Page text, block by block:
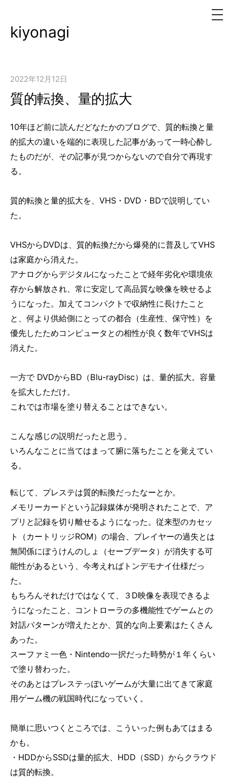
コ
ン
へ
キ
ッ
プ
kiyonagi
メ
ニ
2022年12月12日
質的転換、量的拡大
10年ほど前に読んだどなたかのブログで、質的転換と量
的拡大の違いを端的に表現した記事があって一時心酔し
たものだが、その記事が見つからないので自分で再現す
る。
質的転換と量的拡大を、VHS・DVD・BDで説明してい
た。
VHSからDVDは、質的転換だから爆発的に普及してVHS
は家庭から消えた。
アナログからデジタルになったことで経年劣化や環境依
存から解放され、常に安定して高品質な映像を映せるよ
うになった。加えてコンパクトで収納性に長けたこと
と、何より供給側にとっての都合（生産性、保守性）を
優先したためコンピュータとの相性が良く数年でVHSは
消えた。
一方で DVDからBD（Blu-rayDisc）は、量的拡大。容量
を拡大しただけ。
これでは市場を塗り替えることはできない。
こんな感じの説明だったと思う。
いろんなことに当てはまって腑に落ちたことを覚えてい
る。
転じて、プレステは質的転換だったなーとか。
メモリーカードという記録媒体が発明されたことで、ア
プリと記録を切り離せるようになった。従来型のカセッ
ト（カートリッジROM）の場合、プレイヤーの過失とは
無関係にぼうけんのしょ（セーブデータ）が消失する可
能性があるという、今考えればトンデモナイ仕様だっ
た。
もちろんそれだけではなくて、３D映像を表現できるよ
うになったこと、コントローラの多機能性でゲームとの
対話パターンが増えたとか、質的な向上要素はたくさん
あった。
スーファミ一色・Nintendo一択だった時勢が１年くらい
で塗り替わった。
そのあとはプレステっぽいゲームが大量に出てきて家庭
用ゲーム機の戦国時代になっていく。
簡単に思いつくところでは、こういった例もあてはまる
かも。
・HDDからSSDは量的拡大、HDD（SSD）からクラウド
は質的転換。